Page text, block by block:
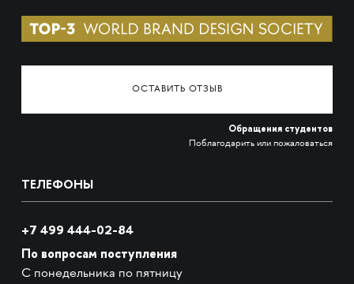
ОСТАВИТЬ ОТЗЫВ
Обращения студентов
Поблагодарить или пожаловаться
ТЕЛЕФОНЫ
+7 499 444-02-84
По вопросам поступления
С понедельника по пятницу